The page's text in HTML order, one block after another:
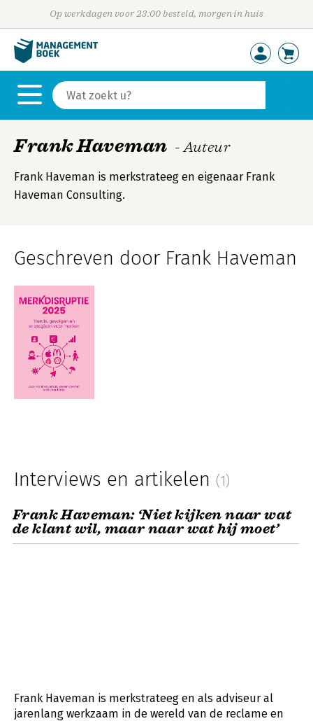
Op werkdagen voor 23:00 besteld, morgen in huis
Frank Haveman - Auteur
Frank Haveman is merkstrateeg en eigenaar Frank
Haveman Consulting.
Geschreven door Frank Haveman
Interviews en artikelen (1)
Frank Haveman: ‘Niet kijken naar wat
de klant wil, maar naar wat hij moet’
Frank Haveman is merkstrateeg en als adviseur al
jarenlang werkzaam in de wereld van de reclame en